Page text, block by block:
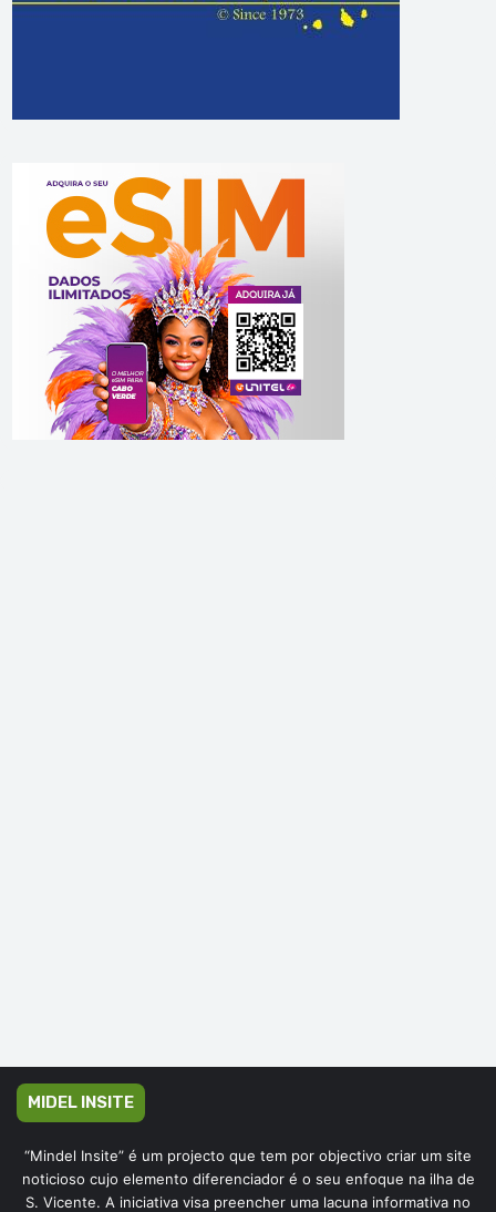
MIDEL INSITE
“Mindel Insite” é um projecto que tem por objectivo criar um site
noticioso cujo elemento diferenciador é o seu enfoque na ilha de
S. Vicente. A iniciativa visa preencher uma lacuna informativa no